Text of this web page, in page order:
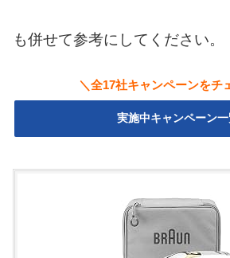
も併せて参考にしてください。
＼全17社キャンペーンをチ
実施中キャンペーン